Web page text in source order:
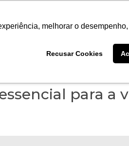
melhorar o
Recusar Cookies
para a